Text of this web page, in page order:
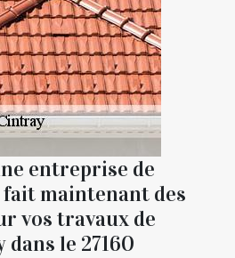
entreprise de
maintenant des
vos travaux de
le 27160